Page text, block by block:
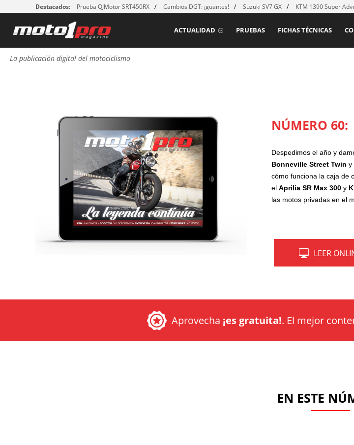
Destacados: Prueba QJMotor SRT450RX Cambios DGT: ¡guantes! Suzuki SV7 GX KTM 1390 Super
FICHAS TÉCNICAS
PRUEBAS
ACTUALIDAD
La publicación digital del motociclismo
NÚMERO 60:
Despedimos el año y
Bonneville Street Twin y
cómo funciona la caja de
el Aprilia SR Max 300 y
las motos privadas en el
LEER
Aprovecha ¡es gratuita!. El mejor
EN ESTE